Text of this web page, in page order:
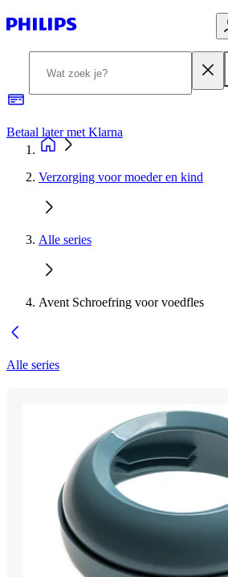
Betaal later met Klarna
Verzorging voor moeder en kind
Alle series
Avent Schroefring voor voedfles
Alle series